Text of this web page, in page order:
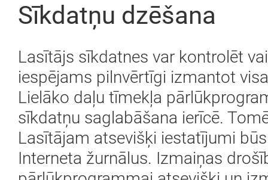
Sīkdatņu dzēšana
Lasītājs sīkdatnes var kontrolēt
iespējams pilnvērtīgi izmantot
Lielāko daļu tīmekļa
sīkdatņu saglabāšana ierīcē.
Lasītājam atsevišķi iestatījumi
Interneta žurnālus. Izmaiņas